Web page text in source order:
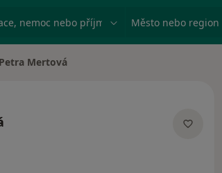
nemoc nebo příjmení Město nebo region
města
Petra Mertová